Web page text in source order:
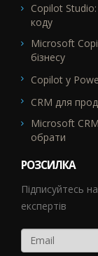
Copilot
коду
Microsoft
бізнесу
Copilot у
CRM для
Microsoft
обрати
РОЗСИЛКА
Підписуйтесь
експертів